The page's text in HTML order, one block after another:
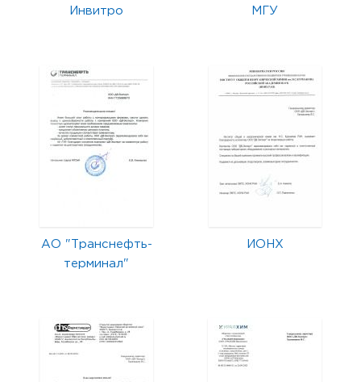
Инвитро МГУ
АО "Транснефть-
терминал"
ИОНХ